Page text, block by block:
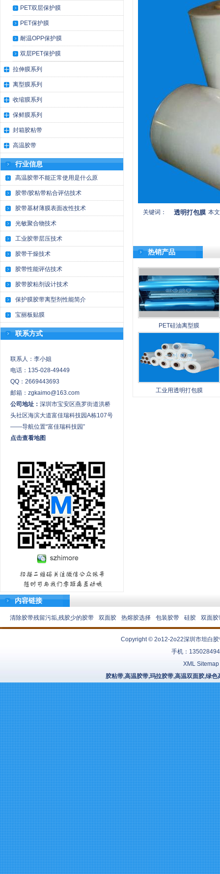
PET双层保护膜
PET保护膜
耐温OPP保护膜
双层PET保护膜
拉伸膜系列
离型膜系列
收缩膜系列
保鲜膜系列
封箱胶粘带
高温胶带
行业信息
高温胶带不能正常使用是什么原
胶带/胶粘带粘合评估技术
胶带基材薄膜表面改性技术
光敏聚合物技术
工业胶带层压技术
胶带干燥技术
胶带性能评估技术
胶带胶粘剂设计技术
保护膜胶带离型剂性能简介
宝丽板贴膜
联系方式
联系人：李小姐
电话：135-028-49449
QQ：2669443693
邮箱：zgkaimo@163.com
公司地址： 深圳市宝安区燕罗街道洪桥
头社区海滨大道富佳瑞科技园A栋107号
——导航位置“富佳瑞科技园”
点击查看地图
关键词： 透明打包膜 本
热销产品
PET硅油离型膜
工业用透明打包膜
内容链接
清除胶带残留污垢,残胶少的胶带 双面胶 热熔胶选择 包装胶带 硅胶 双面胶
Copyright © 2o12-2o22深圳市坦白
手机：
XML Sitemap
胶粘带,高温胶带,玛拉胶带,高温双面胶,绿